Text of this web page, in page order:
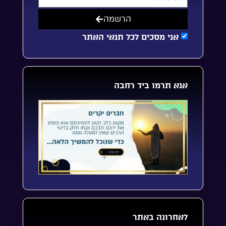
אני מסכים לכל תנאי האתר
הרשמה
אנא תרמו ביד רחבה
לאחרונה באתר